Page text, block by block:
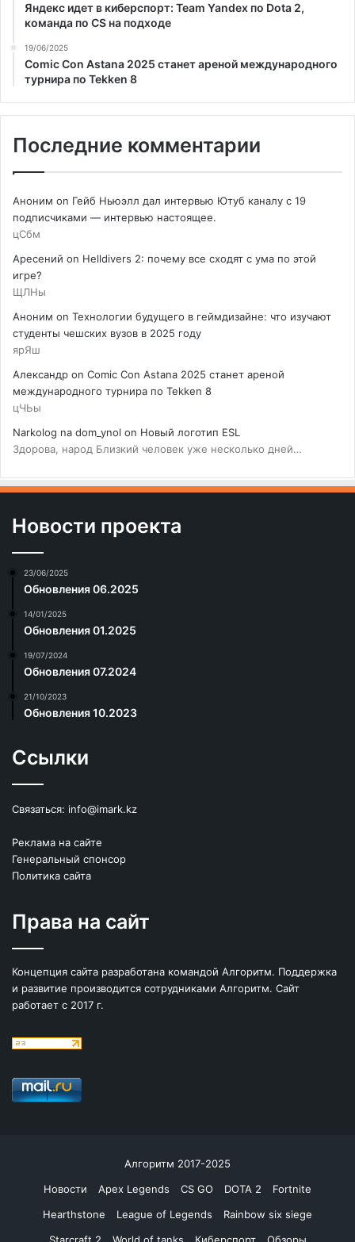
Яндекс идет в киберспорт: Team Yandex по Dota 2,
команда по CS на подходе
19/06/2025
Comic Con Astana 2025 станет ареной международного
турнира по Tekken 8
Последние комментарии
Аноним on Гейб Ньюэлл дал интервью Ютуб каналу с 19
подписчиками — интервью настоящее.
цСбм
Аресений on Helldivers 2: почему все сходят с ума по этой
игре?
ЩЛНы
Аноним on Технологии будущего в геймдизайне: что изучают
студенты чешских вузов в 2025 году
ярЯш
Александр on Comic Con Astana 2025 станет ареной
международного турнира по Tekken 8
цЧЬы
Narkolog na dom_ynol on Новый логотип ESL
Здорова, народ Близкий человек уже несколько дней…
Новости проекта
23/06/2025
Обновления 06.2025
14/01/2025
Обновления 01.2025
19/07/2024
Обновления 07.2024
21/10/2023
Обновления 10.2023
Ссылки
Связаться: info@imark.kz
Реклама на сайте
Генеральный спонсор
Политика сайта
Права на сайт
Концепция сайта разработана командой Алгоритм. Поддержка
и развитие производится сотрудниками Алгоритм. Сайт
работает с 2017 г.
Алгоритм 2017-2025
Новости
Apex Legends CS GO DOTA 2
Fortnite
Hearthstone
League of Legends
Rainbow six siege